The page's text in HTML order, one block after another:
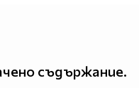
съдържание.